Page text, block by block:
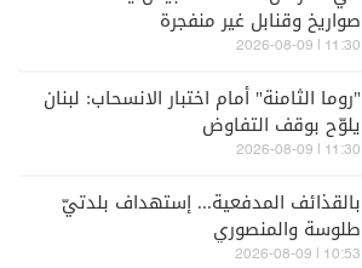
صواريخ وقنابل غير منفجرة
11:30 | 2026-08-09
"روما الثامنة" أمام اختبار الانسحاب: لبنان
يلوّح بوقف التفاوض
11:30 | 2026-08-09
بالقذائف المدفعية... إستهداف بلدتيّ
طلوسة والمنصوري
10:53 | 2026-08-09